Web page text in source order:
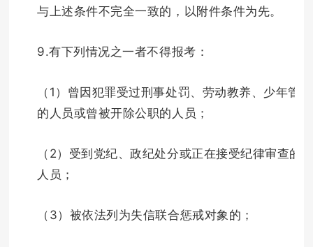
与上述条件不完全一致的，以附件条件为先。
9.有下列情况之一者不得报考：
（1）曾因犯罪受过刑事处罚、劳动教养、少年管教
的人员或曾被开除公职的人员；
（2）受到党纪、政纪处分或正在接受纪律审查的
人员；
（3）被依法列为失信联合惩戒对象的；